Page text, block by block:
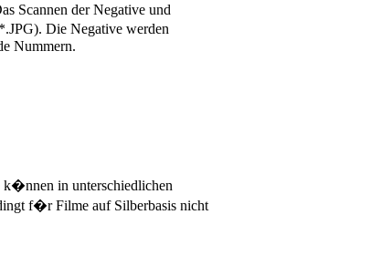
Scannen der Negative und
Die Negative werden
Nummern.
in unterschiedlichen
f�r Filme auf Silberbasis nicht